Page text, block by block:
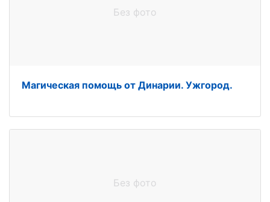
Без фото
Магическая помощь от Динарии. Ужгород.
Без фото